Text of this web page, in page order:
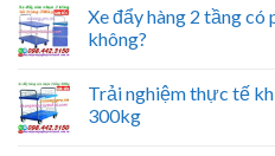
Xe đẩy hàng 2 tầng có
không?
Trải nghiệm thực tế
300kg